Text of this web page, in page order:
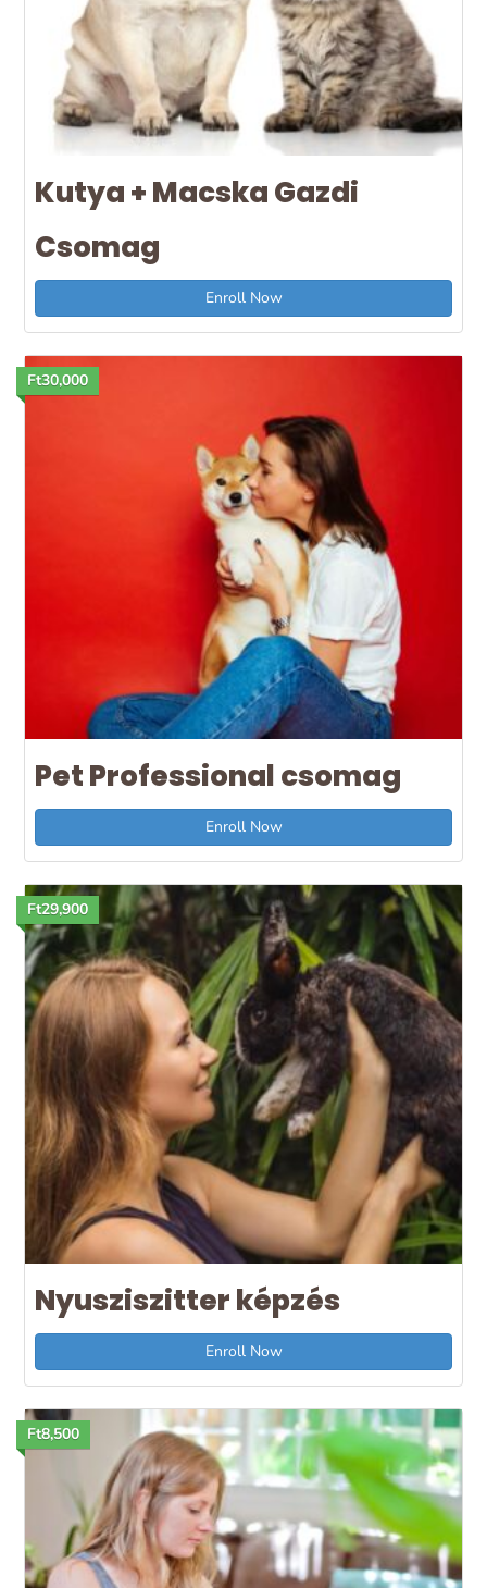
Kutya + Macska Gazdi
Csomag
Enroll Now
Ft30,000
Pet Professional csomag
Enroll Now
Ft29,900
Nyusziszitter képzés
Enroll Now
Ft8,500